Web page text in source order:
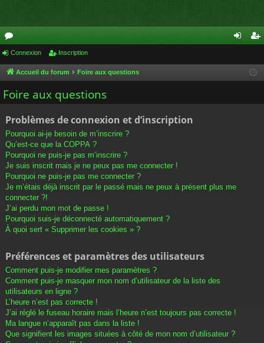
or
u
m
cri
Connexion Inscription
Accueil du forum Foire aux questions
Foire aux questions
Problèmes de connexion et d’inscription
Pourquoi ai-je besoin de m’inscrire ?
Qu’est-ce que la COPPA ?
Pourquoi ne puis-je pas m’inscrire ?
Je suis inscrit mais je ne peux pas me connecter !
Pourquoi ne puis-je pas me connecter ?
Je m’étais déjà inscrit par le passé mais ne peux à présent plus me
connecter ?!
J’ai perdu mon mot de passe !
Pourquoi suis-je déconnecté automatiquement ?
À quoi sert « Supprimer les cookies » ?
Préférences et paramètres des utilisateurs
Comment puis-je modifier mes paramètres ?
Comment puis-je masquer mon nom d’utilisateur de la liste des
utilisateurs en ligne ?
L’heure n’est pas correcte !
J’ai réglé le fuseau horaire mais l’heure n’est toujours pas correcte !
Ma langue n’apparaît pas dans la liste !
Que signifient les images situées à côté de mon nom d’utilisateur ?